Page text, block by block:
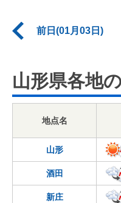
前日(01月03日)
山形県各地
地点名
山形
酒田
新庄